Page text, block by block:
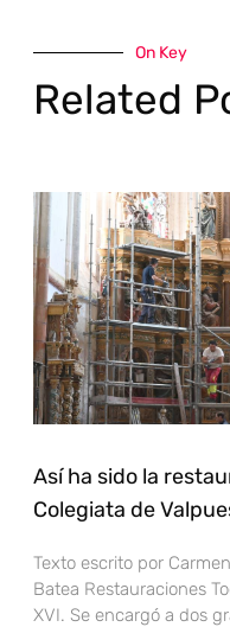
On Key
Related
Así ha sido la
Colegiata de
Texto escrito por
Batea Restauraciones
XVI. Se encargó a dos